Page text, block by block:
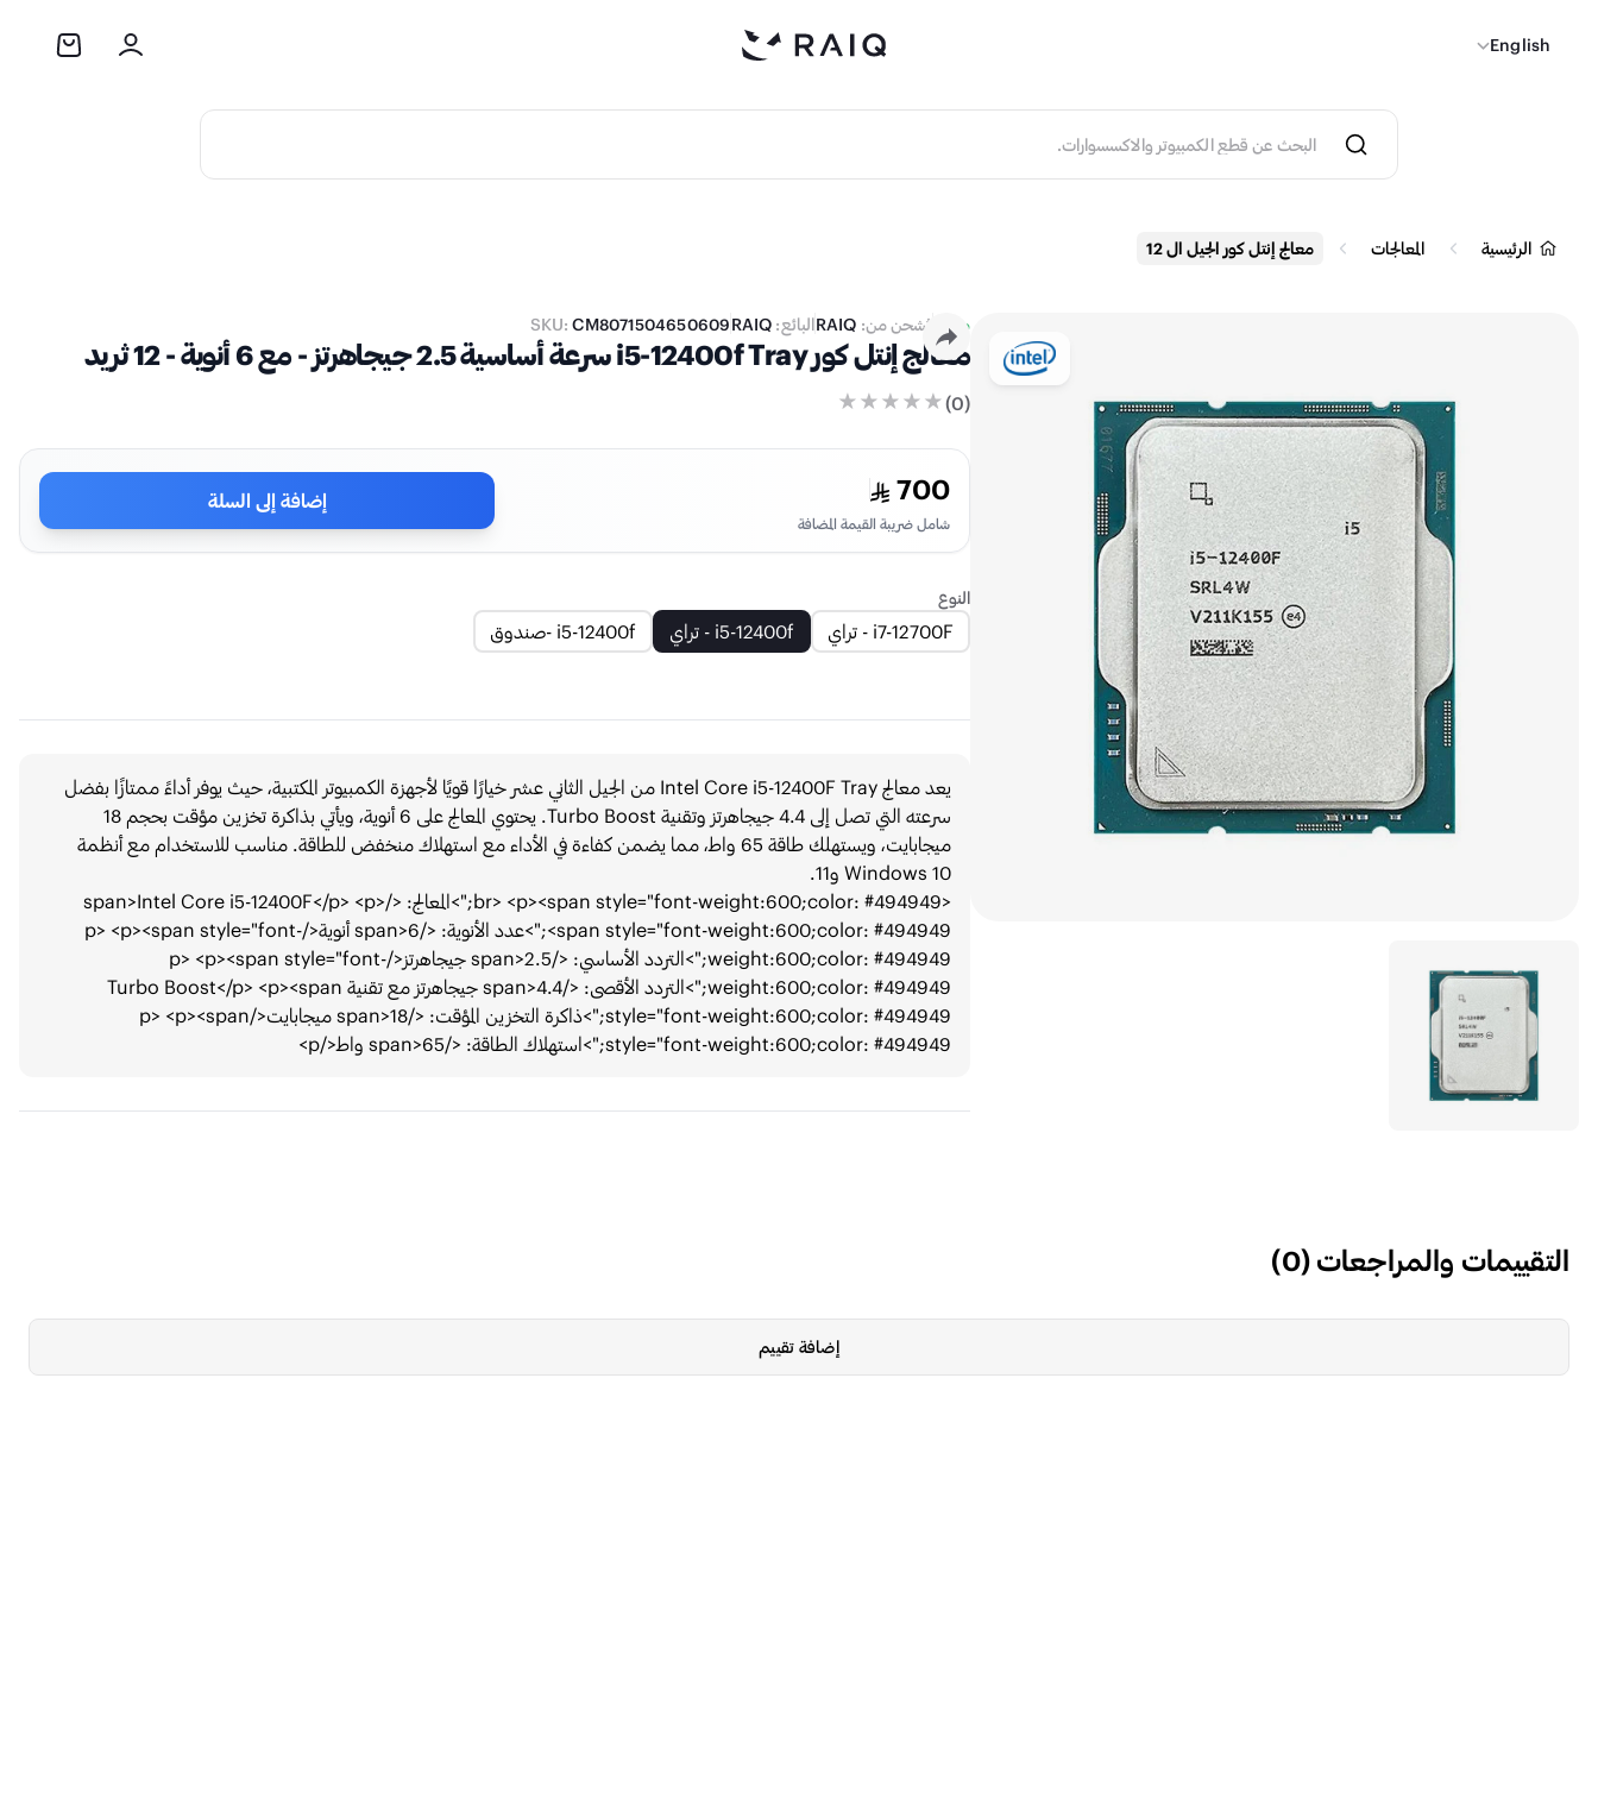
English
الرئيسية المعالجات معالج إنتل كور الجيل ال 12
متوفر يُشحن من: RAIQالبائع: RAIQ
SKU: CM8071504650609
معالج إنتل كور i5-12400f Tray سرعة أساسية 2.5 جيجاهرتز - مع 6 أنوية - 12 ثريد
(
0
)
700
شامل ضريبة القيمة المضافة
إضافة إلى السلة
النوع
i7-12700F - تراي i5-12400f - تراي i5-12400f -صندوق
يعد معالج Intel Core i5-12400F Tray من الجيل الثاني عشر خيارًا قويًا لأجهزة الكمبيوتر المكتبية، حيث يوفر أداءً ممتازًا بفضل
سرعته التي تصل إلى 4.4 جيجاهرتز وتقنية Turbo Boost. يحتوي المعالج على 6 أنوية، ويأتي بذاكرة تخزين مؤقت بحجم 18
ميجابايت، ويستهلك طاقة 65 واط، مما يضمن كفاءة في الأداء مع استهلاك منخفض للطاقة. مناسب للاستخدام مع أنظمة
Windows 10 و11.
<br>
<p><span style="font-weight:600;color: #494949;">المعالج: </span>Intel Core i5-12400F</p> <p>
<span style="font-weight:600;color: #494949;">عدد الأنوية: </span>6 أنوية</p> <p><span style="font-
weight:600;color: #494949;">التردد الأساسي: </span>2.5 جيجاهرتز</p> <p><span style="font-
weight:600;color: #494949;">التردد الأقصى: </span>4.4 جيجاهرتز مع تقنية Turbo Boost</p> <p><span
style="font-weight:600;color: #494949;">ذاكرة التخزين المؤقت: </span>18 ميجابايت</p> <p><span
style="font-weight:600;color: #494949;">استهلاك الطاقة: </span>65 واط</p>
التقييمات والمراجعات(
0
)
إضافة تقييم